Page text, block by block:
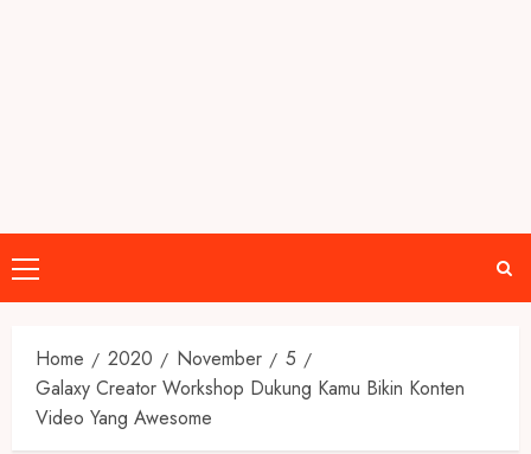
Primary
Menu
Home 2020 November
5
Galaxy Creator Workshop Dukung Kamu Bikin Konten
Video Yang Awesome